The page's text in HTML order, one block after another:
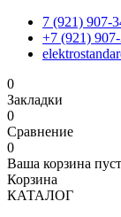
7 (921) 907-
+7 (921)
0
Закладки
0
Сравнение
0
Ваша корзина
Корзина
КАТАЛОГ